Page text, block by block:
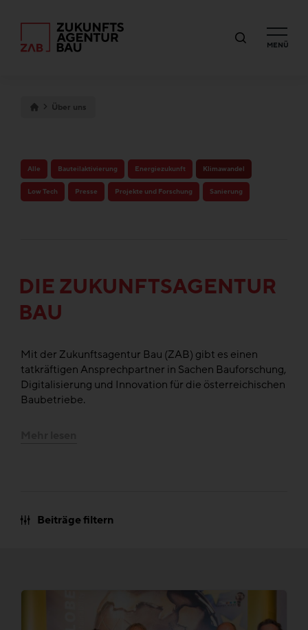
MENÜ
Über uns
Alle Bauteilaktivierung Energiezukunft Klimawandel
Low Tech Presse Projekte und Forschung Sanierung
DIE ZUKUNFTSAGENTUR
BAU
Mit der Zukunftsagentur Bau (ZAB) gibt es einen
tatkräftigen Ansprechpartner in Sachen Bauforschung,
Digitalisierung und Innovation für die österreichischen
Baubetriebe.
Beiträge filtern